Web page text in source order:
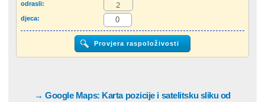
Druga država
odrasli:
djeca:
→ Google Maps: Karta pozicije i satelitsku sliku od